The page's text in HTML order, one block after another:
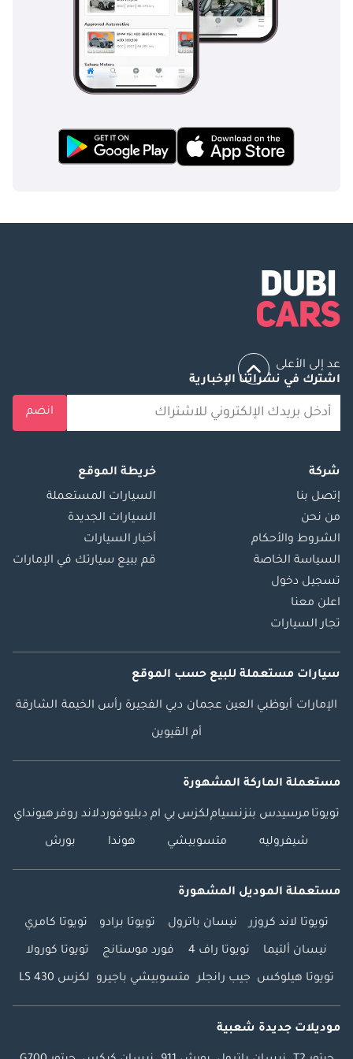
تشمل نظام مراقبة
النقطة العمياء
ذلك حاجز مزود
بتلفزيون وبلاي
والروسية. مواعيد
صالة العرض: من
السبت. ——————
نبذة عن باروغزاي:
باروغزاي هي الشركة
الرائدة في دبي في
تصنيع سيارات الفان
حسب الطلب. على
عكس شركات
التحويل التقليدية، يتم
تصميم وهندسة
وتشطيب كل سيارة
الشركة، مما يضمن
جودة فائقة وموثوقية
عالية ودعمًا متميزًا لما
بعد البيع. تجمع
بين الحرفية الفاخرة
على الطريق.
—————— تابعونا
التحديثات: إنستغرام:
@barugzaimotors
تيك توك: @ فيسبوك:
UAE
عد إلى الأعلى
اشترك في نشراتنا الإخبارية
انضم
شركة
إتصل بنا
من نحن
الشروط والأحكام
السياسة الخاصة
تسجيل دخول
اعلن معنا
تجار السيارات
خريطة الموقع
السيارات المستعملة
السيارات الجديدة
أخبار السيارات
قم ببيع سيارتك في الإمارات
سيارات مستعملة للبيع حسب الموقع
الإمارات أبوظبي العين عجمان دبي الفجيرة رأس الخيمة الشارقة
أم القيوين
مستعملة الماركة المشهورة
تويوتا مرسيدس بنزنسياملكزس بي ام دبليوفوردلاند روفرهيونداي
شيفروليه متسوبيشي هوندا بورش
مستعملة الموديل المشهورة
تويوتا لاند كروزر نيسان باترول تويوتا برادو تويوتا كامري
نيسان ألتيما تويوتا راف 4 فورد موستانج تويوتا كورولا
تويوتا هيلوكس جيب رانجلر متسوبيشي باجيرو لكزس LS 430
موديلات جديدة شعبية